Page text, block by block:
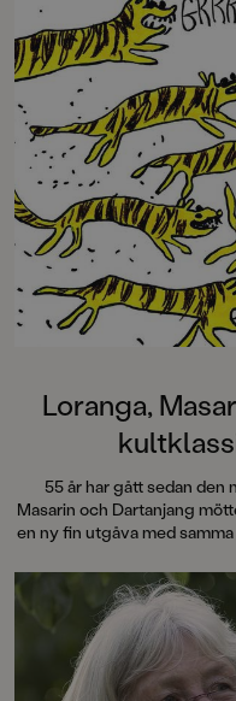
Loranga,
55 år har gått sedan den
Masarin och Dartanjang
en ny fin utgåva med
nyskrivet efterord av
Dessutom berättar